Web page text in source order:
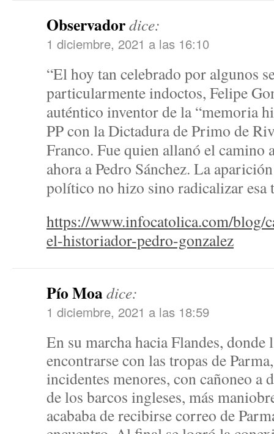
Observadordice:
1 diciembre, 2021 a las 16:10
“El hoy tan celebrado por algunos
particularmente indoctos, Felipe
auténtico inventor de la “memoria
PP con la Dictadura de Primo de
Franco. Fue quien allanó el camino
ahora a Pedro Sánchez. La
político no hizo sino radicalizar esa
https://www.infocatolica.com/blog/
el-historiador-pedro-gonzalez
Pío Moadice:
1 diciembre, 2021 a las 18:59
En su marcha hacia Flandes, donde
encontrarse con las tropas de
incidentes menores, con cañoneo a
de los barcos ingleses, más
acababa de recibirse correo de